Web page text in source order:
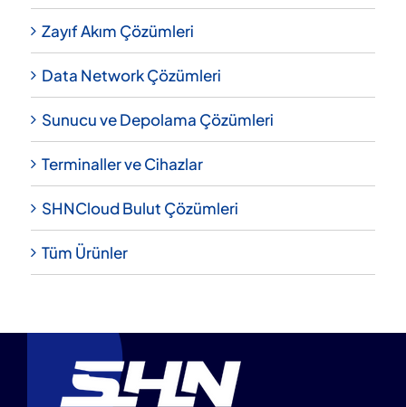
Zayıf Akım Çözümleri
Data Network Çözümleri
Sunucu ve Depolama Çözümleri
Terminaller ve Cihazlar
SHNCloud Bulut Çözümleri
Tüm Ürünler